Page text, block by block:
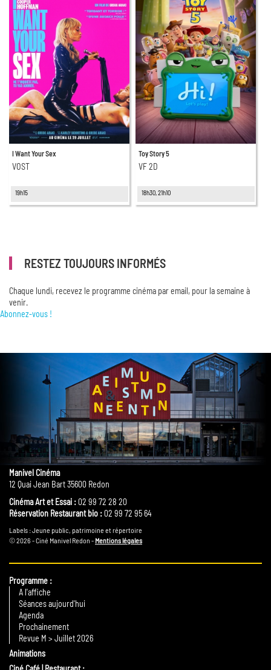
I Want Your Sex
VOST
19h15
Toy Story 5
VF 2D
18h30, 21h10
RESTEZ TOUJOURS INFORMÉS
Chaque lundi, recevez le programme cinéma par email, pour la semaine à
venir.
Abonnez-vous !
Manivel Cinéma
12 Quai Jean Bart 35600 Redon
Cinéma Art et Essai :02 99 72 28 20
Réservation Restaurant bio :02 99 72 95 64
Labels : Jeune public, patrimoine et répertoire
© 2026 - Ciné Manivel Redon - Mentions légales
Programme
A l'affiche
Séances aujourd'hui
Agenda
Prochainement
Revue M > Juillet 2026
Animations